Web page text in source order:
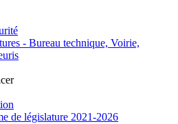
- Bureau technique, Voirie,
de législature 2021-2026